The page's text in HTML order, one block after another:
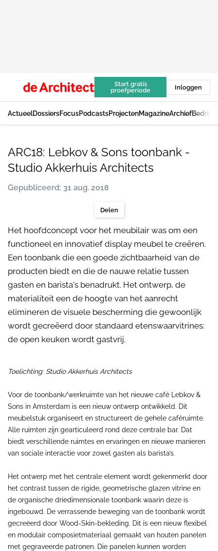
Start gratis
proefperiode
Inloggen
ActueelDossiersFocusPodcastsProjectenMagazineArchief
ARC18: Lebkov & Sons toonbank -
Studio Akkerhuis Architects
Gepubliceerd: 31 aug. 2018
Delen
Het hoofdconcept voor het meubilair was om een
functioneel en innovatief display meubel te creëren.
Een toonbank die een goede zichtbaarheid van de
producten biedt en die de nauwe relatie tussen
gasten en barista's benadrukt. Het ontwerp, de
materialiteit een de hoogte van het aanrecht
elimineren de visuele bescherming die gewoonlijk
wordt gecreëerd door standaard etenswaarvitrines:
de open keuken wordt gastvrij.
Toelichting: Studio Akkerhuis Architects
Voor de toonbank/werkruimte van het nieuwe café Lebkov &
Sons in Amsterdam is een nieuw ontwerp ontwikkeld. Dit
meubelstuk organiseert en structureert de gehele caféruimte.
Alle ruimten zijn gearticuleerd rond deze centrale bar. Dat
biedt verschillende ruimtes en ervaringen en nieuwe manieren
van sociale interactie voor zowel gasten als barista’s.
Het ontwerp met het centrale element wordt gekenmerkt door
het contrast tussen de rigide, geometrische glazen vitrine en
de organische driedimensionale toonbank waarin deze is
ingebouwd. De verrassende beweging van de toonbank wordt
gecreëerd door Wood-Skin-bekleding. Dit is een nieuw flexibel
en modulair composietmateriaal gemaakt van houten panelen
met gegraveerde patronen. Die panelen kunnen worden